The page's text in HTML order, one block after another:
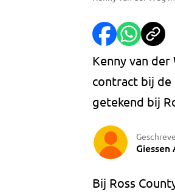
Kenny van
contract bij de
getekend bij
Giessen
Bij Ross